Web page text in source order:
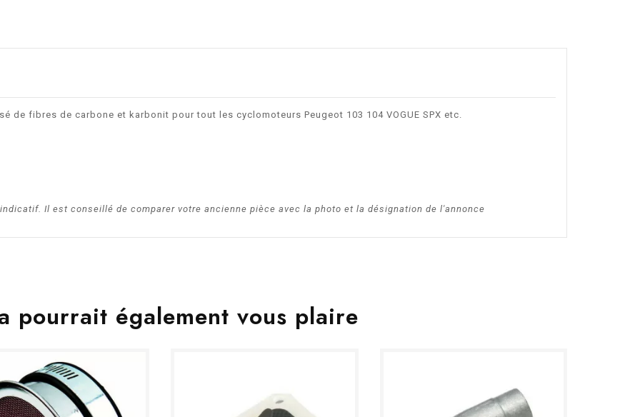
de fibres de carbone et karbonit pour tout les cyclomoteurs Peugeot 103 104 VOGUE SPX etc.
Il est conseillé de comparer votre ancienne pièce avec la photo et la désignation de l'annonce
pourrait également vous plaire